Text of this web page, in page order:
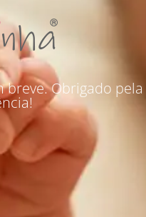
breve. Obrigado pela